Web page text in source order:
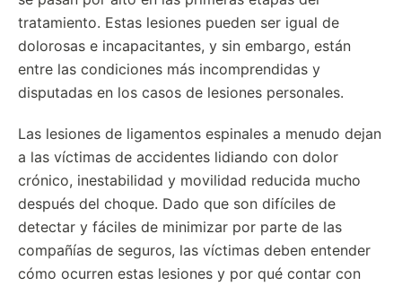
tratamiento. Estas lesiones pueden ser igual de
dolorosas e incapacitantes, y sin embargo, están
entre las condiciones más incomprendidas y
disputadas en los casos de lesiones personales.
Las lesiones de ligamentos espinales a menudo dejan
a las víctimas de accidentes lidiando con dolor
crónico, inestabilidad y movilidad reducida mucho
después del choque. Dado que son difíciles de
detectar y fáciles de minimizar por parte de las
compañías de seguros, las víctimas deben entender
cómo ocurren estas lesiones y por qué contar con